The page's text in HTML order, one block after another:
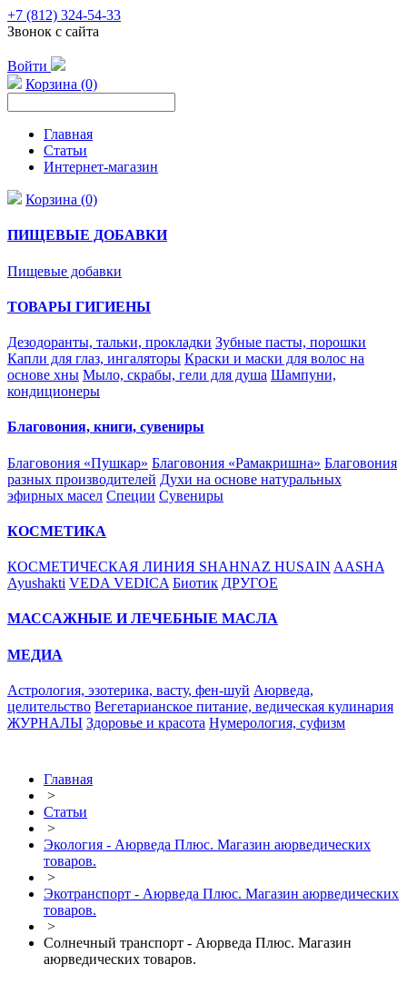
+7 (812) 324-54-33
Звонок с сайта
Войти
Корзина (0)
Главная
Статьи
Интернет-магазин
Корзина (0)
ПИЩЕВЫЕ ДОБАВКИ
Пищевые добавки
ТОВАРЫ ГИГИЕНЫ
Дезодоранты, тальки, прокладки Зубные пасты, порошки
Капли для глаз, ингаляторы Краски и маски для волос на
основе хны Мыло, скрабы, гели для душа Шампуни,
кондиционеры
Благовония, книги, сувениры
Благовония «Пушкар» Благовония «Рамакришна» Благовония
разных производителей Духи на основе натуральных
эфирных масел Специи Сувениры
КОСМЕТИКА
КОСМЕТИЧЕСКАЯ ЛИНИЯ SHAHNAZ HUSAIN AASHA
Ayushakti VEDA VEDICA Биотик ДРУГОЕ
МАССАЖНЫЕ И ЛЕЧЕБНЫЕ МАСЛА
МЕДИА
Астрология, эзотерика, васту, фен-шуй Аюрведа,
целительство Вегетарианское питание, ведическая кулинария
ЖУРНАЛЫ Здоровье и красота Нумерология, суфизм
Главная
>
Статьи
>
Экология - Аюрведа Плюс. Магазин аюрведических
товаров.
>
Экотранспорт - Аюрведа Плюс. Магазин аюрведических
товаров.
>
Солнечный транспорт - Аюрведа Плюс. Магазин
аюрведических товаров.